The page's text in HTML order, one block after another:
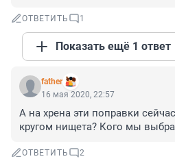
ОТВЕТИТЬ 1
Показать ещё 1 ответ
father
16 мая 2020, 22:57
А на хрена эти поправки
кругом нищета? Кого мы
ОТВЕТИТЬ 2